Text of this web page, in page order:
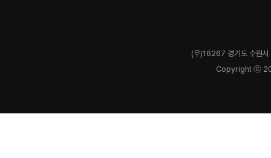
(우)16267 경기도 수원
Copyright ⓒ